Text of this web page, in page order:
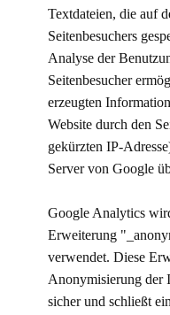
Textdateien, die auf
Seitenbesuchers
Analyse der
Seitenbesucher
erzeugten
Website durch den
gekürzten IP-
Server von Google
Google Analytics
Erweiterung
verwendet. Diese
Anonymisierung der
sicher und schließt